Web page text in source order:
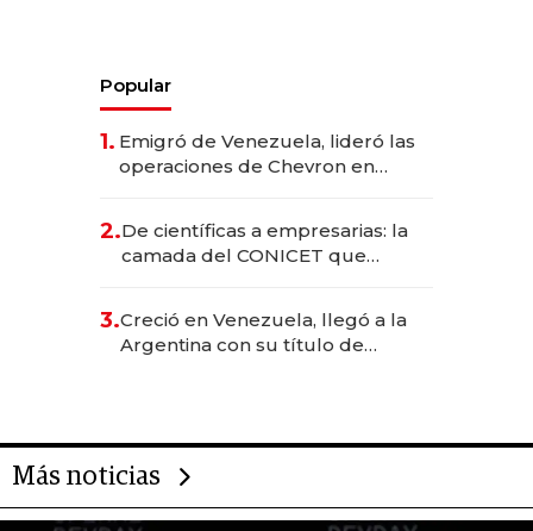
Popular
1. Emigró de Venezuela, lideró las
operaciones de Chevron en
2.De científicas a empresarias: la
camada del CONICET que
3.Creció en Venezuela, llegó a la
Argentina con su título de
Más noticias